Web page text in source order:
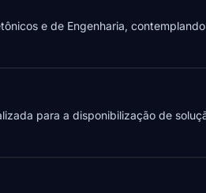
e de Engenharia, contemplando
para a disponibilização de